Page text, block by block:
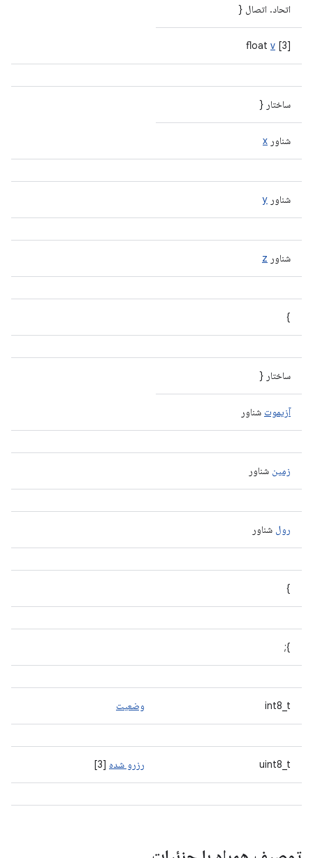
اتحاد. اتصال {
float v [3]
ساختار {
شناور x
شناور y
شناور z
}
ساختار {
آزیموت شناور
زمین شناور
رول شناور
}
};
int8_t وضعیت
uint8_t رزرو شده [3]